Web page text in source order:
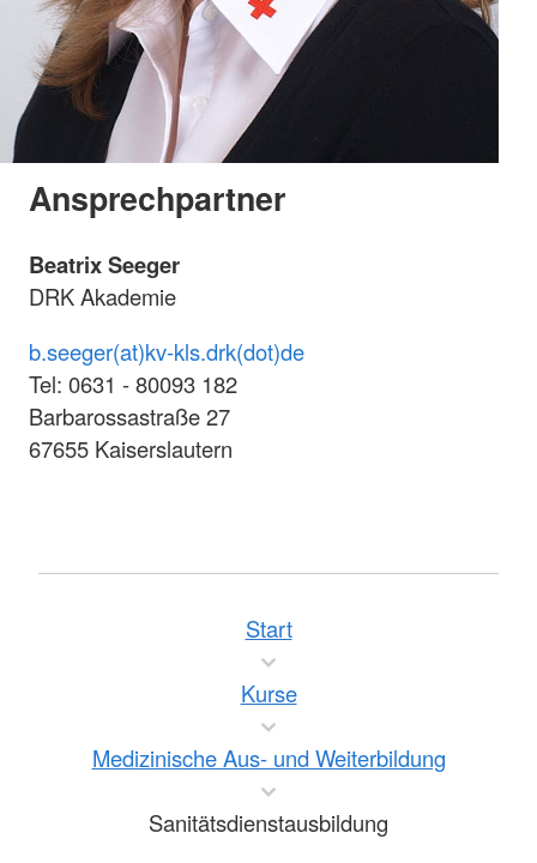
Ansprechpartner
Beatrix Seeger
DRK Akademie
b.seeger(at)kv-kls.drk(dot)de
Tel: 0631 - 80093 182
Barbarossastraße 27
67655 Kaiserslautern
Start
Kurse
Medizinische Aus- und Weiterbildung
Sanitätsdienstausbildung